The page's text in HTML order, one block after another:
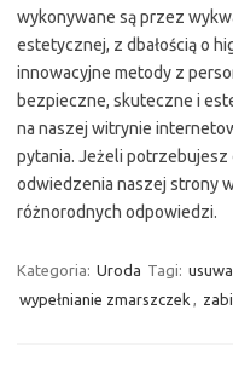
wykonywane są przez
estetycznej, z dbałością o
innowacyjne metody z
bezpieczne, skuteczne i
na naszej witrynie
pytania. Jeżeli
odwiedzenia naszej strony
różnorodnych odpowiedzi.
Kategoria: Uroda Tagi:
wypełnianie zmarszczek ,